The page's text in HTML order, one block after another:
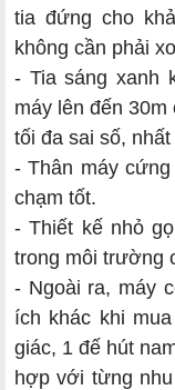
tia đứng cho
không cần phải
- Tia sáng xanh
máy lên đến
tối đa sai số,
- Thân máy
chạm tốt.
- Thiết kế nhỏ
trong môi trường
- Ngoài ra, máy
ích khác khi
giác, 1 đế hút
hợp với từng